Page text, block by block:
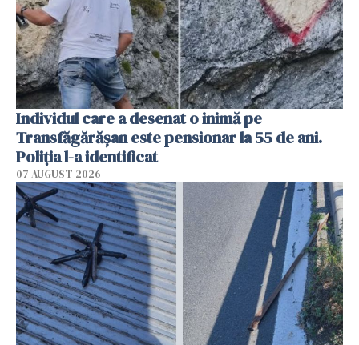
Individul care a desenat o inimă pe
Transfăgărășan este pensionar la 55 de ani.
Poliția l-a identificat
07 AUGUST 2026